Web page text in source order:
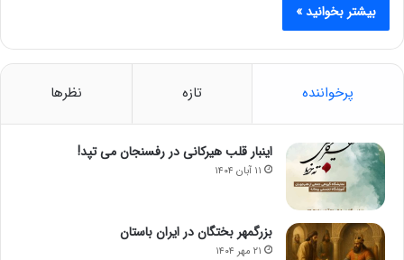
بیشتر بخوانید »
پرخواننده تازه نظرها
اینبار قلب هیرکانی در رفسنجان می تپد!
۱۱ آبان ۱۴۰۴
بزرگمهر بختگان در ایران باستان
۲۱ مهر ۱۴۰۴